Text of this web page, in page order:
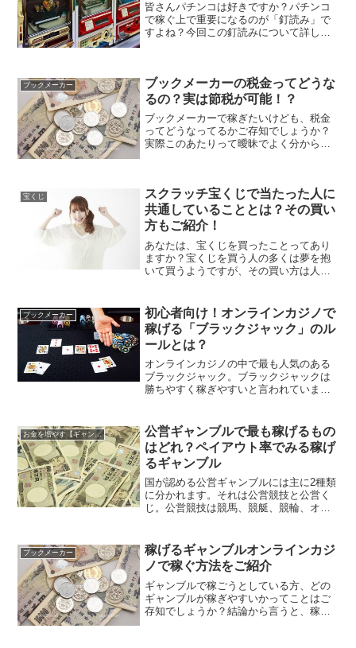
皆さんパチンコは好きですか？パチンコ
で稼ぐ上で重要になるのが「釘読み」で
すよね？今回この釘読みについて詳しく
さい。パチンコで稼ぐ上で...
ブックメーカー
ブックメーカーの税金ってどうな
るの？実は節税が可能！？
ブックメーカーで稼ぎたいけども、税金
ってどうなってるかご存知でしょうか？
実際このあたりって曖昧でよく分からな
で払う前提でいてください。...
宝くじ
スクラッチ宝くじで当たった人に
共通していることとは？その買い
方もご紹介！
あなたは、宝くじを買ったことってあり
ますか？宝くじを買う人の多くは夢を抱
いて買うようですが、その買い方は人そ
その当たった方に共通する買い方をご紹
介致します。スクラッチ宝...
ブックメーカー
初心者向け！オンラインカジノで
稼げる「ブラックジャック」のル
ールとは？
オンラインカジノの中で最も人気のある
ブラックジャック。ブラックジャックは
勝ちやすく稼ぎやすいと言われています
ト率が高ければ高いほど勝ちやすくな
り、ブラックジャックのペイ...
お金を増やす【ギャンブル】
公営ギャンブルで最も稼げるもの
はどれ？ペイアウト率でみる稼げ
るギャンブル
国が認める公営ギャンブルには主に2種類
に分かれます。それは公営競技と公営く
じ。公営競技は競馬、競艇、競輪、オー
ロもよくギャンブルと言われますが、正
式にはゲームであり...
ブックメーカー
稼げるギャンブルオンラインカジ
ノで稼ぐ方法をご紹介
ギャンブルで稼ごうとしている方、どの
ギャンブルが稼ぎやすいかってことはご
存知でしょうか？結論から言うと、稼げ